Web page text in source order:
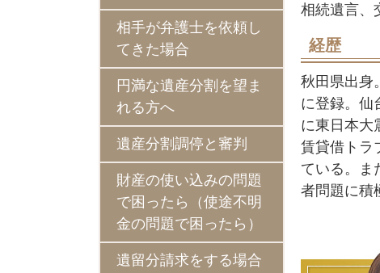
相続遺言、
経歴
秋田県出身
に登録。仙
に東日本大
賃貸借トラ
ている。ま
者問題に積
相手が弁護士を依頼し
てきた場合
円満な遺産分割を望ま
れる方へ
遺産分割調停と審判
財産の使い込みの問題
で困ったら（使途不明
金の問題で困ったら）
遺留分請求をする場合